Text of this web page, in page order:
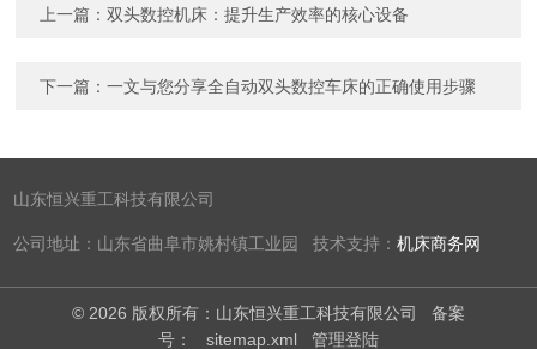
上一篇：双头数控机床：提升生产效率的核心设备
下一篇：一文与您分享全自动双头数控车床的正确使用步骤
山东恒兴重工科技有限公司
公司地址：山东省曲阜市姚村镇工业园 技术支持：机床商务网
© 2026 版权所有：山东恒兴重工科技有限公司 备案
号：
sitemap.xml 管理登陆